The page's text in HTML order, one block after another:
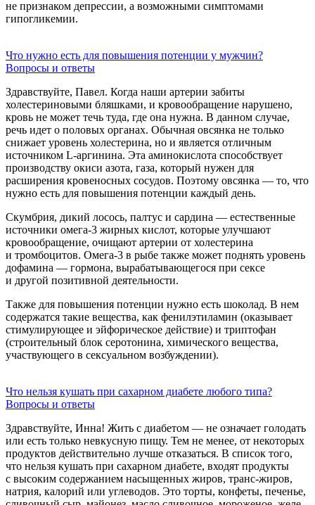
не признаком депрессии, а возможными симптомами
гипогликемии.
Что нужно есть для повышения потенции у мужчин?
Вопросы и ответы
Здравствуйте, Павел. Когда наши артерии забиты
холестериновыми бляшками, и кровообращение нарушено,
кровь не может течь туда, где она нужна. В данном случае,
речь идет о половых органах. Обычная овсянка не только
снижает уровень холестерина, но и является отличным
источником L-аргинина. Эта аминокислота способствует
производству окиси азота, газа, который нужен для
расширения кровеносных сосудов. Поэтому овсянка — то, что
нужно есть для повышения потенции каждый день.
Скумбрия, дикий лосось, палтус и сардина — естественные
источники омега-3 жирных кислот, которые улучшают
кровообращение, очищают артерии от холестерина
и тромбоцитов. Омега-3 в рыбе также может поднять уровень
дофамина — гормона, вырабатывающегося при сексе
и другой позитивной деятельности.
Также для повышения потенции нужно есть шоколад. В нем
содержатся такие вещества, как фенилэтиламин (оказывает
стимулирующее и эйфорическое действие) и триптофан
(строительный блок серотонина, химического вещества,
участвующего в сексуальном возбуждении).
Что нельзя кушать при сахарном диабете любого типа?
Вопросы и ответы
Здравствуйте, Инна! Жить с диабетом — не означает голодать
или есть только невкусную пищу. Тем не менее, от некоторых
продуктов действительно лучше отказаться. В список того,
что нельзя кушать при сахарном диабете, входят продукты
с высоким содержанием насыщенных жиров, транс-жиров,
натрия, калорий или углеводов. Это торты, конфеты, печенье,